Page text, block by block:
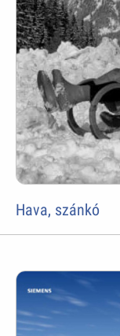
Hava, szánkó